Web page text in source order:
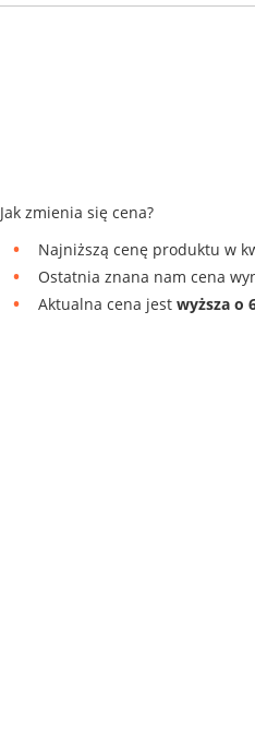
Jak zmienia się cena?
Najniższą cenę produktu w
Ostatnia znana nam cena
Aktualna cena jestwyższa o